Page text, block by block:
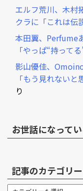
エルフ荒川、木村
クラに「これは伝
本田翼、Perfume
「やっぱ“持って
影山優佳、
「もう見れないと
り
お世話になって
記事のカテゴリー